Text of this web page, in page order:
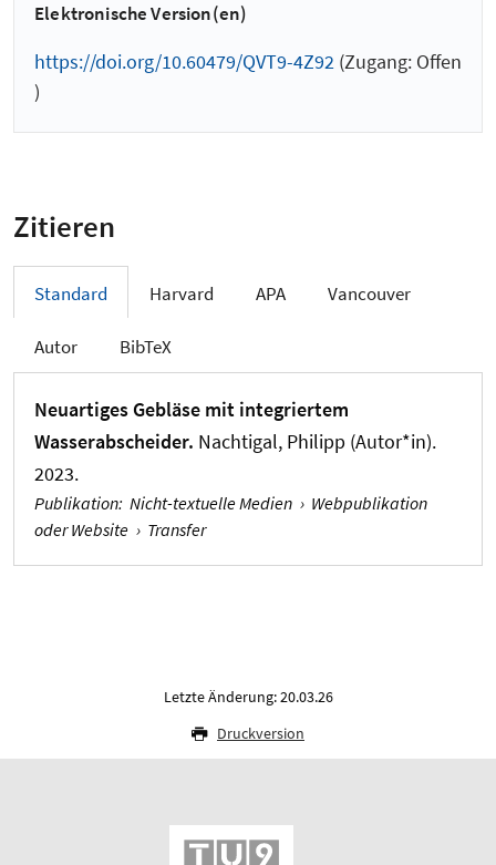
Elektronische Version(en)
https://doi.org/10.60479/QVT9-4Z92 (Zugang: Offen
)
Zitieren
Standard Harvard APA Vancouver
Autor BibTeX
Neuartiges Gebläse mit integriertem
Wasserabscheider. Nachtigal, Philipp (Autor*in).
2023.
Publikation: Nicht-textuelle Medien › Webpublikation
oder Website › Transfer
Letzte Änderung: 20.03.26
Druckversion